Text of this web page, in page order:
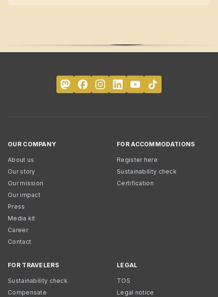
OUR COMPANY
About us
Our story
Our mission
Our impact
Press
Media kit
Career
Contact
FOR ACCOMMODATIONS
Register here
Sustainability check
Certification
FOR TRAVELERS
Sustainability check
Compensate
LEGAL
TOS
Legal notice